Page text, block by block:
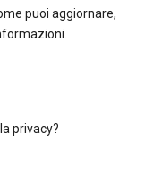
puoi aggiornare,
privacy?